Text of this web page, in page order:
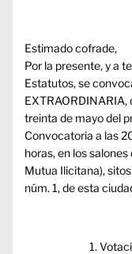
Estimado cofrade,
Por la presente, y a
Estatutos, se
EXTRAORDINARIA,
treinta de mayo del
Convocatoria a las
horas, en los
Mutua Ilicitana),
núm. 1, de esta